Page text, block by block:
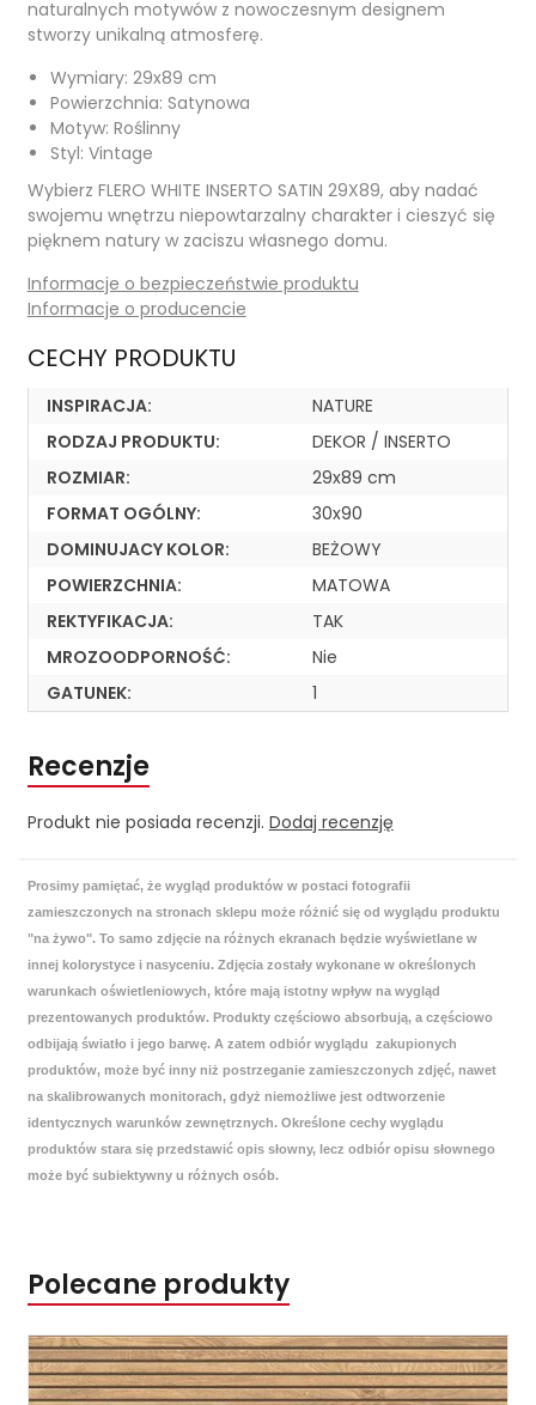
naturalnych motywów z nowoczesnym designem
stworzy unikalną atmosferę.
Wymiary: 29x89 cm
Powierzchnia: Satynowa
Motyw: Roślinny
Styl: Vintage
Wybierz FLERO WHITE INSERTO SATIN 29X89, aby nadać
swojemu wnętrzu niepowtarzalny charakter i cieszyć się
pięknem natury w zaciszu własnego domu.
Informacje o bezpieczeństwie produktu
Informacje o producencie
CECHY PRODUKTU
INSPIRACJA:
NATURE
RODZAJ PRODUKTU:
DEKOR / INSERTO
ROZMIAR:
29x89 cm
FORMAT OGÓLNY:
30x90
DOMINUJACY KOLOR:
BEŻOWY
POWIERZCHNIA:
MATOWA
REKTYFIKACJA:
TAK
MROZOODPORNOŚĆ:
Nie
GATUNEK:
1
Recenzje
Produkt nie posiada recenzji. Dodaj recenzję
Prosimy pamiętać, że wygląd produktów w postaci fotografii
zamieszczonych na stronach sklepu może różnić się od wyglądu produktu
"na żywo". To samo zdjęcie na różnych ekranach będzie wyświetlane w
innej kolorystyce i nasyceniu. Zdjęcia zostały wykonane w określonych
warunkach oświetleniowych, które mają istotny wpływ na wygląd
prezentowanych produktów. Produkty częściowo absorbują, a częściowo
odbijają światło i jego barwę. A zatem odbiór wyglądu zakupionych
produktów, może być inny niż postrzeganie zamieszczonych zdjęć, nawet
na skalibrowanych monitorach, gdyż niemożliwe jest odtworzenie
identycznych warunków zewnętrznych. Określone cechy wyglądu
produktów stara się przedstawić opis słowny, lecz odbiór opisu słownego
może być subiektywny u różnych osób.
Polecane produkty